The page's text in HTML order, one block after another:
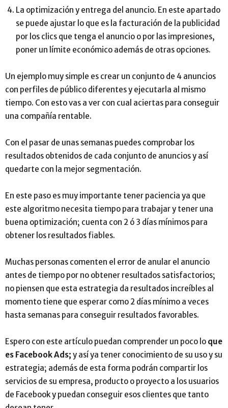
La optimización y entrega del anuncio. En este apartado
se puede ajustar lo que es la facturación de la publicidad
por los clics que tenga el anuncio o por las impresiones,
poner un límite económico además de otras opciones.
Un ejemplo muy simple es crear un conjunto de 4 anuncios
con perfiles de público diferentes y ejecutarla al mismo
tiempo. Con esto vas a ver con cual aciertas para conseguir
una compañía rentable.
Con el pasar de unas semanas puedes comprobar los
resultados obtenidos de cada conjunto de anuncios y así
quedarte con la mejor segmentación.
En este paso es muy importante tener paciencia ya que
este algoritmo necesita tiempo para trabajar y tener una
buena optimización; cuenta con 2 ó 3 días mínimos para
obtener los resultados fiables.
Muchas personas comenten el error de anular el anuncio
antes de tiempo por no obtener resultados satisfactorios;
no piensen que esta estrategia da resultados increíbles al
momento tiene que esperar como 2 días mínimo a veces
hasta semanas para conseguir resultados favorables.
Espero con este artículo puedan comprender un poco lo que
es Facebook Ads; y así ya tener conocimiento de su uso y su
estrategia; además de esta forma podrán compartir los
servicios de su empresa, producto o proyecto a los usuarios
de Facebook y puedan conseguir esos clientes que tanto